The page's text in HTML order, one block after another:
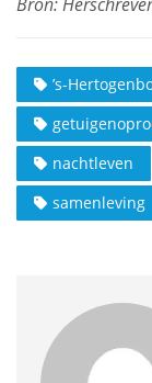
’s-
nachtleven
samenleving